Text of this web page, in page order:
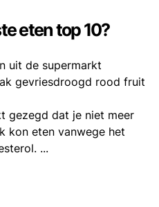
eten top 10?
uit de supermarkt
gevriesdroogd rood fruit
gezegd dat je niet meer
kon eten vanwege het
...